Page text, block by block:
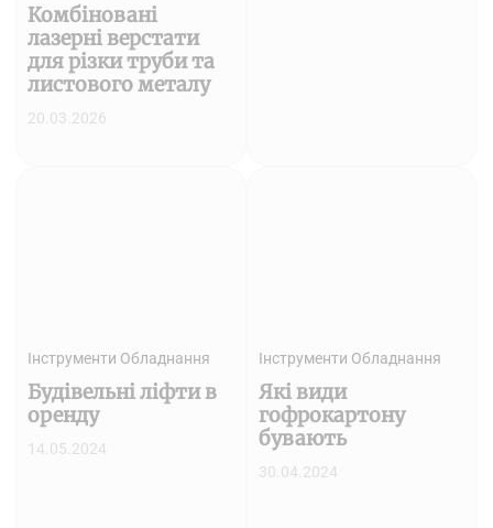
Комбіновані
лазерні верстати
для різки труби та
листового металу
20.03.2026
Інструменти Обладнання
Будівельні ліфти в
оренду
14.05.2024
Інструменти Обладнання
Які види
гофрокартону
бувають
30.04.2024